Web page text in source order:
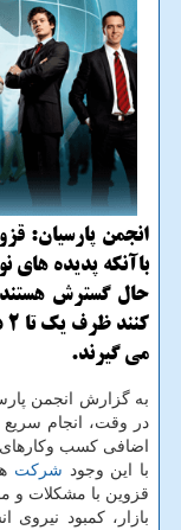
انجمن پارسیان:
باآنكه پدیده های
حال گسترش هستند
می گیرند.
به گزارش انجمن
در وقت، انجام سریع
اضافی كسب وكارهای
با این وجود شركت
قزوین با مشكلات و
بازار، كمبود